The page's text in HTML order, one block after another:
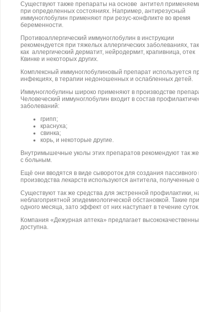
Существуют также препараты на основе антител
при определенных состояниях. Например, антирезусный
иммуноглобулин применяют при резус-конфликте во время
беременности.
Противоаллергический иммуноглобулин в инструкции
рекомендуется при тяжелых аллергических заболеваниях,
как аллергический дерматит, нейродермит, крапивница, отек
Квинке и некоторых других.
Комплексный иммуноглобулиновый препарат используется
инфекциях, в терапии недоношенных и ослабленных детей.
Иммуноглобулины широко применяют в производстве
Человеческий иммуноглобулин входит в состав
заболеваний:
грипп;
краснуха;
свинка;
корь, и некоторые другие.
Внутримышечные уколы этих препаратов рекомендуют так
с больным.
Ещё они вводятся в виде сывороток для создания
производства лекарств используются антитела, полученные
Существуют так же средства для экстренной профилактики,
неблагоприятной эпидемиологической обстановкой. Такие
одного месяца, зато эффект от них наступает в течение суток.
Компания «Дежурная аптека» предлагает
доступна.